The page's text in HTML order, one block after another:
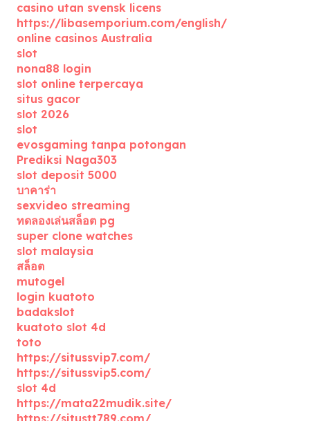
casino utan svensk licens
https://libasemporium.com/english/
online casinos Australia
slot
nona88 login
slot online terpercaya
situs gacor
slot 2026
slot
evosgaming tanpa potongan
Prediksi Naga303
slot deposit 5000
บาคาร่า
sexvideo streaming
ทดลองเล่นสล็อต pg
super clone watches
slot malaysia
สล็อต
mutogel
login kuatoto
badakslot
kuatoto slot 4d
toto
https://situssvip7.com/
https://situssvip5.com/
slot 4d
https://mata22mudik.site/
https://situstt789.com/